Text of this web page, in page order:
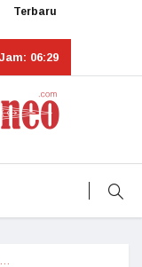
Terbaru
06:29